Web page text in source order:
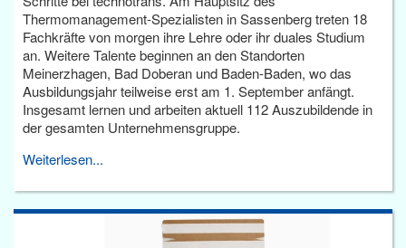
Thermomanagement-Spezialisten in Sassenberg treten 18
Fachkräfte von morgen ihre Lehre oder ihr duales Studium
an. Weitere Talente beginnen an den Standorten
Meinerzhagen, Bad Doberan und Baden-Baden, wo das
Ausbildungsjahr teilweise erst am 1. September anfängt.
Insgesamt lernen und arbeiten aktuell 112 Auszubildende in
der gesamten Unternehmensgruppe.
Weiterlesen...